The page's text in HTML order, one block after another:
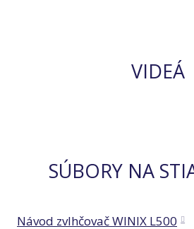
VIDEÁ
SÚBORY NA
Návod zvlhčovač WINIX L500